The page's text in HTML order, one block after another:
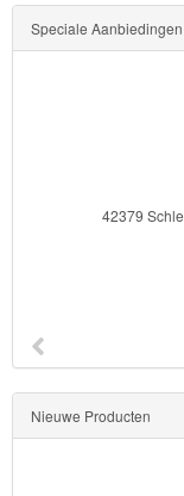
Speciale Aanbiedingen
42379
Nieuwe Producten